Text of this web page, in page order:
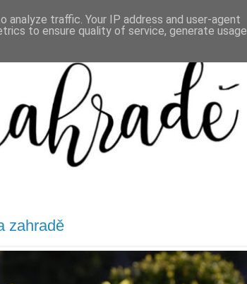
zahradě
traffic. Your IP address and user-agent
to ensure quality of service, generate usage